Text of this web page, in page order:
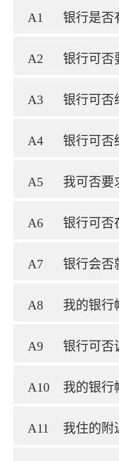
A1 银行是否
A2 银行可否
A3 银行可否
A4 银行可否
A5 我可否要
A6 银行可否
A7 银行会否
A8 我的银行
A9 银行可否
A10 我的银行
A11 我住的附